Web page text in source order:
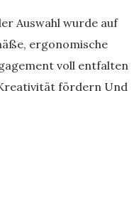
Auswahl wurde auf
ergonomische
voll entfalten
fördern Und